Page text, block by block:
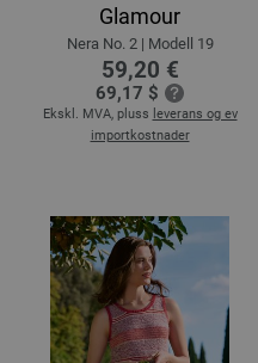
Glamour
Nera No. 2 | Modell 19
59,20 €
69,17 $
Ekskl. MVA, pluss leverans og ev
importkostnader